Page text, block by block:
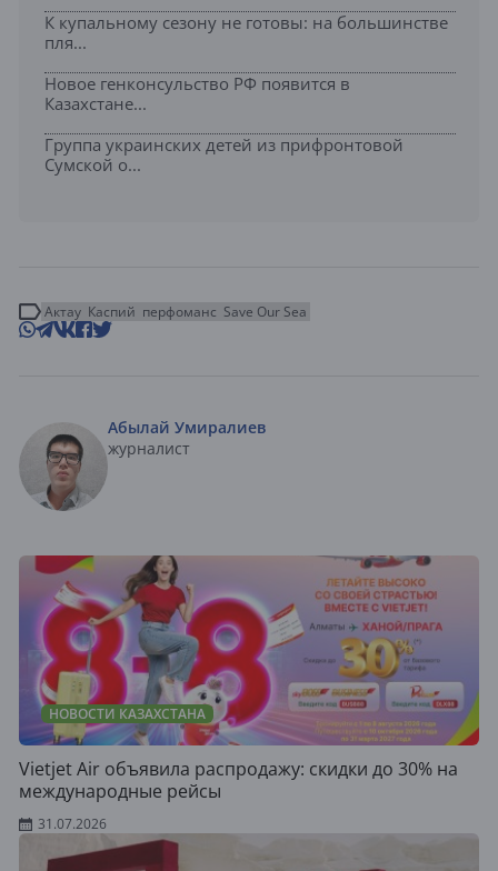
К купальному сезону не готовы: на большинстве
пля...
Новое генконсульство РФ появится в
Казахстане...
Группа украинских детей из прифронтовой
Сумской о...
Актау Каспий перфоманс Save Our Sea
Абылай Умиралиев
журналист
НОВОСТИ КАЗАХСТАНА
Vietjet Air объявила распродажу: скидки до 30% на
международные рейсы
31.07.2026